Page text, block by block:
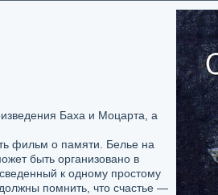
Баха и Моцарта, а
фильм о памяти. Белье на
быть организовано в
к одному простому
помнить, что счастье —